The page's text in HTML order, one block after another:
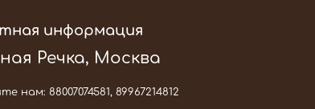
информация
Речка, Москва
нам: 88007074581, 89967214812